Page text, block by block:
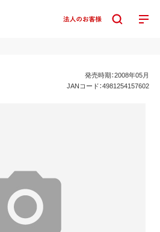
発売時期：2008年05月
JANコード：4981254157602